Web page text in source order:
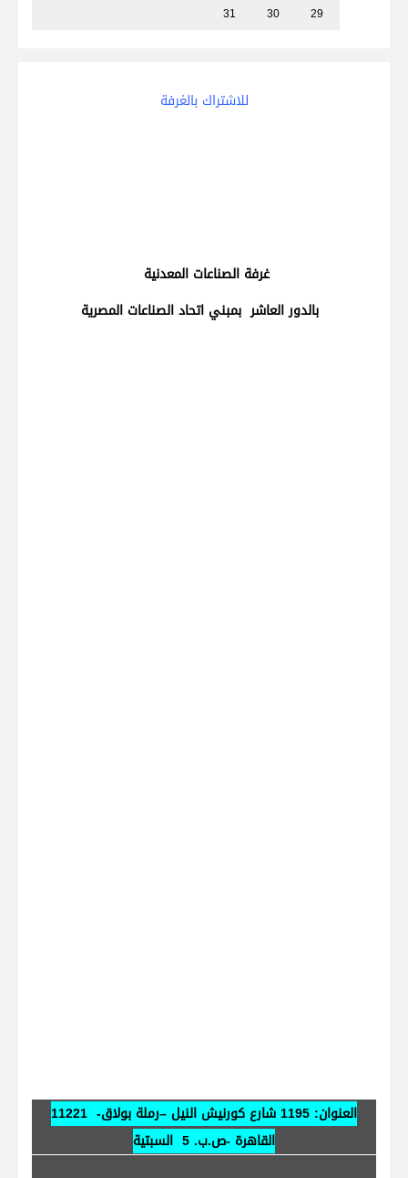
29
30
31
للاشتراك بالغرفة
غرفة الصناعات المعدنية
بالدور العاشر بمبني اتحاد الصناعات المصرية
العنوان:
1195 شارع كورنيش النيل –رملة بولاق- 11221
القاهرة -ص.ب. 5 السبتية